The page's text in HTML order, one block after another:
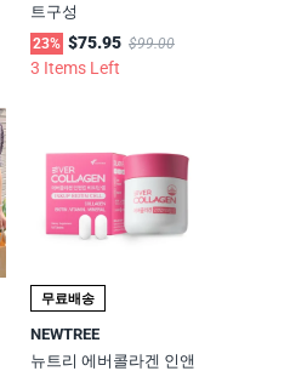
트구성
23% $75.95 $99.00
3 Items Left
무료배송
NEWTREE
뉴트리 에버콜라겐 인앤